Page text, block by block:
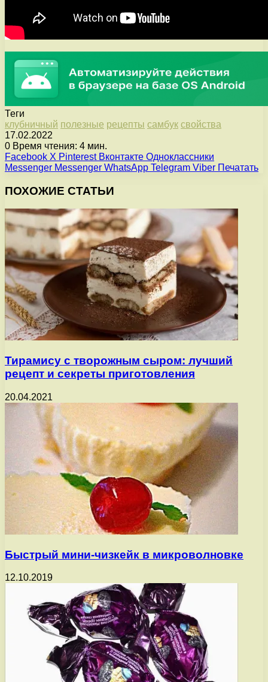
Теги
клубничный полезные рецепты самбук свойства
17.02.2022
0 Время чтения: 4 мин.
Facebook X Pinterest Вконтакте Одноклассники
Messenger Messenger WhatsApp Telegram Viber Печатать
ПОХОЖИЕ СТАТЬИ
Тирамису с творожным сыром: лучший
рецепт и секреты приготовления
20.04.2021
Быстрый мини-чизкейк в микроволновке
12.10.2019